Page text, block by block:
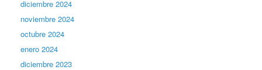
diciembre 2024
noviembre 2024
octubre 2024
enero 2024
diciembre 2023